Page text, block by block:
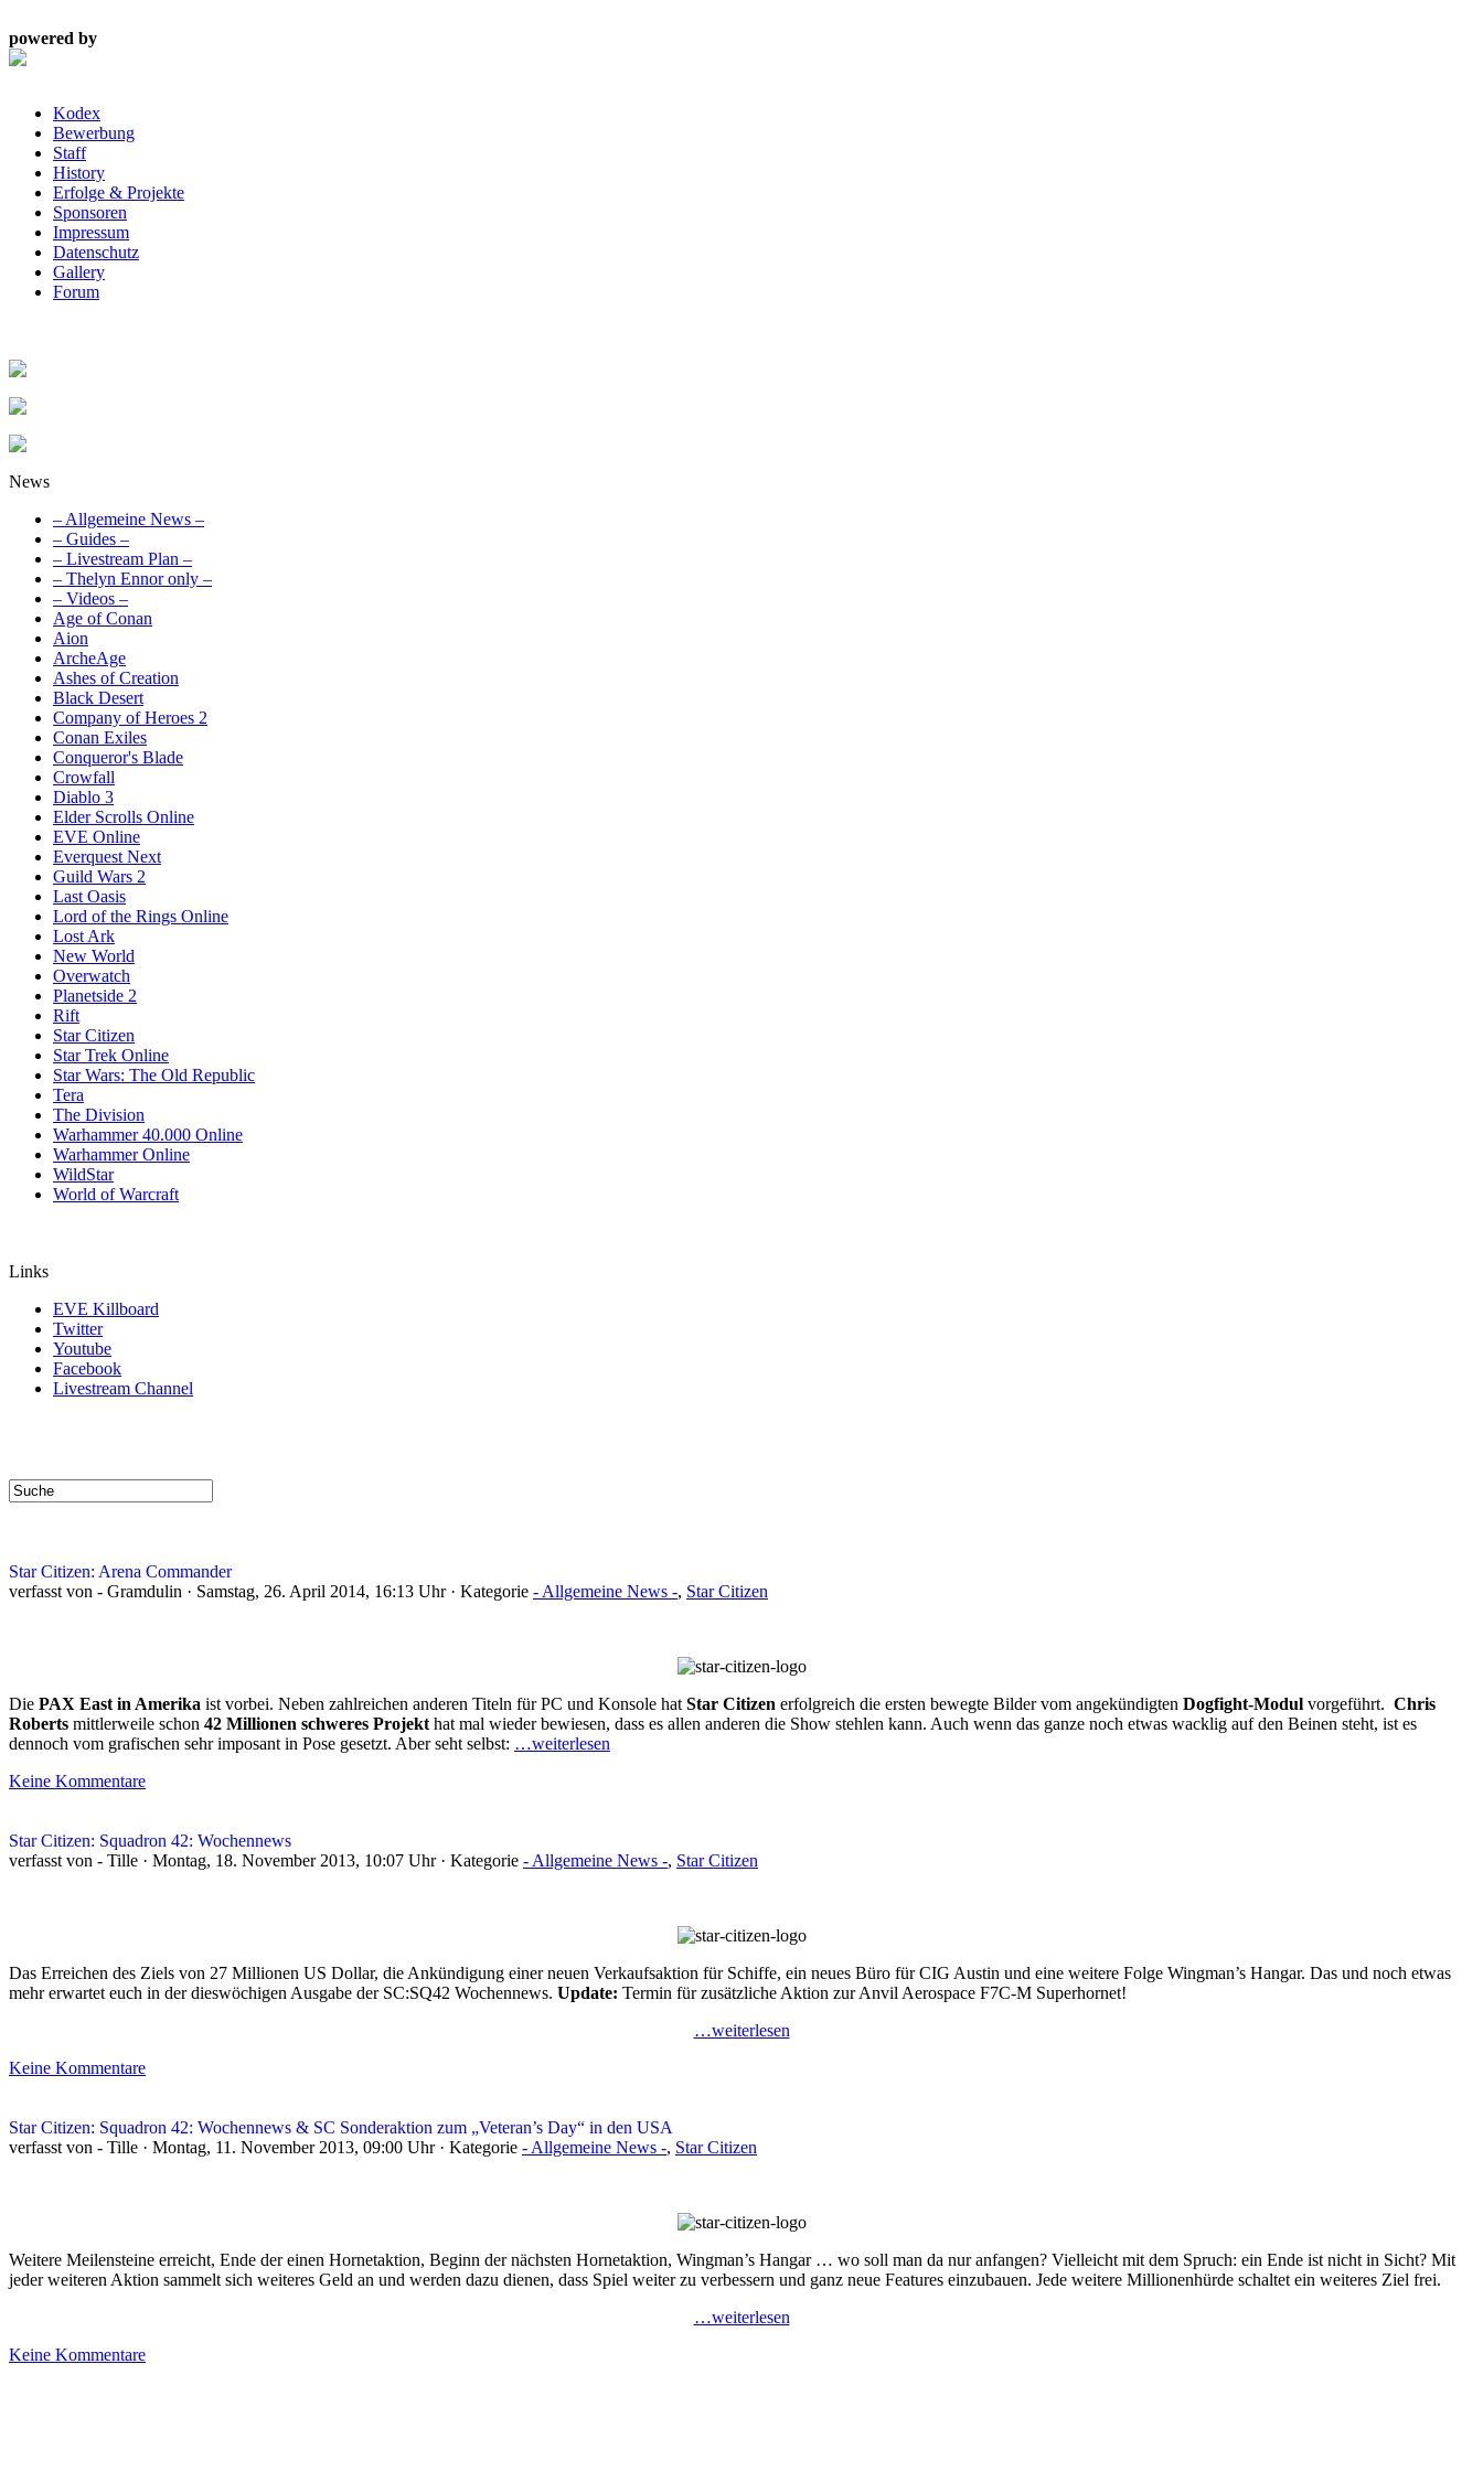
powered by
Kodex
Bewerbung
Staff
History
Erfolge & Projekte
Sponsoren
Impressum
Datenschutz
Gallery
Forum
News
– Allgemeine News –
– Guides –
– Livestream Plan –
– Thelyn Ennor only –
– Videos –
Age of Conan
Aion
ArcheAge
Ashes of Creation
Black Desert
Company of Heroes 2
Conan Exiles
Conqueror's Blade
Crowfall
Diablo 3
Elder Scrolls Online
EVE Online
Everquest Next
Guild Wars 2
Last Oasis
Lord of the Rings Online
Lost Ark
New World
Overwatch
Planetside 2
Rift
Star Citizen
Star Trek Online
Star Wars: The Old Republic
Tera
The Division
Warhammer 40.000 Online
Warhammer Online
WildStar
World of Warcraft
Links
EVE Killboard
Twitter
Youtube
Facebook
Livestream Channel
Star Citizen: Arena Commander
verfasst von - Gramdulin · Samstag, 26. April 2014, 16:13 Uhr · Kategorie - Allgemeine News -, Star Citizen
Die PAX East in Amerika ist vorbei. Neben zahlreichen anderen Titeln für PC und Konsole hat Star Citizen erfolgreich die ersten bewegte Bilder vom angekündigten Dogfight-Modul vorgeführt. Chris
Roberts mittlerweile schon 42 Millionen schweres Projekt hat mal wieder bewiesen, dass es allen anderen die Show stehlen kann. Auch wenn das ganze noch etwas wacklig auf den Beinen steht, ist es
dennoch vom grafischen sehr imposant in Pose gesetzt. Aber seht selbst: …weiterlesen
Keine Kommentare
Star Citizen: Squadron 42: Wochennews
verfasst von - Tille · Montag, 18. November 2013, 10:07 Uhr · Kategorie - Allgemeine News -, Star Citizen
Das Erreichen des Ziels von 27 Millionen US Dollar, die Ankündigung einer neuen Verkaufsaktion für Schiffe, ein neues Büro für CIG Austin und eine weitere Folge Wingman’s Hangar. Das und noch etwas
mehr erwartet euch in der dieswöchigen Ausgabe der SC:SQ42 Wochennews. Update: Termin für zusätzliche Aktion zur Anvil Aerospace F7C-M Superhornet!
…weiterlesen
Keine Kommentare
Star Citizen: Squadron 42: Wochennews & SC Sonderaktion zum „Veteran’s Day“ in den USA
verfasst von - Tille · Montag, 11. November 2013, 09:00 Uhr · Kategorie - Allgemeine News -, Star Citizen
Weitere Meilensteine erreicht, Ende der einen Hornetaktion, Beginn der nächsten Hornetaktion, Wingman’s Hangar … wo soll man da nur anfangen? Vielleicht mit dem Spruch: ein Ende ist nicht in Sicht? Mit
jeder weiteren Aktion sammelt sich weiteres Geld an und werden dazu dienen, dass Spiel weiter zu verbessern und ganz neue Features einzubauen. Jede weitere Millionenhürde schaltet ein weiteres Ziel frei.
…weiterlesen
Keine Kommentare